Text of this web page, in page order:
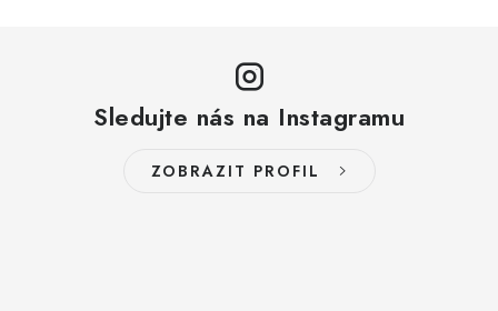
Sledujte nás na Instagramu
ZOBRAZIT PROFIL